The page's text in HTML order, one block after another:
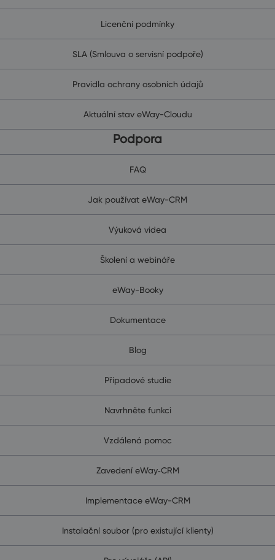
Licenční podmínky
SLA (Smlouva o servisní podpoře)
Pravidla ochrany osobních údajů
Aktuální stav eWay-Cloudu
Podpora
FAQ
Jak používat eWay-CRM
Výuková videa
Školení a webináře
eWay-Booky
Dokumentace
Blog
Případové studie
Navrhněte funkci
Vzdálená pomoc
Zavedení eWay‑CRM
Implementace eWay-CRM
Instalační soubor (pro existující klienty)